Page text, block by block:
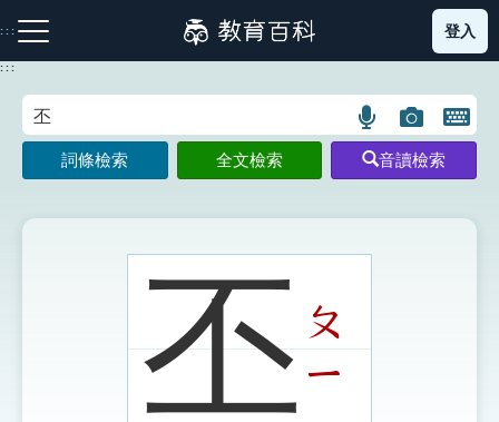
到
主
:::
注音索引圖示 筆畫索引圖示 部首索引表圖示
登入
:::
語
言
搜
示
圖
片
搜
開
鍵
圖
詞條檢索 全文檢索 音讀檢索
丕 ㄆ
ㄧ